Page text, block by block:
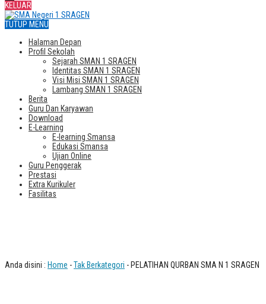
KELUAR
TUTUP MENU
Halaman Depan
Profil Sekolah
Sejarah SMAN 1 SRAGEN
Identitas SMAN 1 SRAGEN
Visi Misi SMAN 1 SRAGEN
Lambang SMAN 1 SRAGEN
Berita
Guru Dan Karyawan
Download
E-Learning
E-learning Smansa
Edukasi Smansa
Ujian Online
Guru Penggerak
Prestasi
Extra Kurikuler
Fasilitas
Anda disini : Home -Tak Berkategori - PELATIHAN QURBAN SMA N 1 SRAGEN